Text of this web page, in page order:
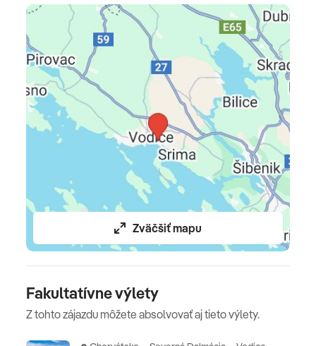
Zväčšiť mapu
Fakultatívne výlety
Z tohto zájazdu môžete absolvovať aj tieto výlety.